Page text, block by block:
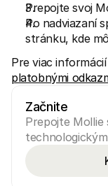
Prepojte svoj
Po nadviazaní
stránku, kde
Pre viac
platobnými
Začnite
Prepojte